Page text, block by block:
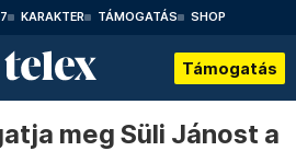
KARAKTER TÁMOGATÁS SHOP
Támogatás
meg Süli Jánost a